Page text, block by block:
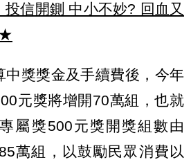
信開鍘 中小不妙? 回血又
中獎獎金及手續費後，今年
元獎將增開70萬組，也就
屬獎500元獎開獎組數由
萬組，以鼓勵民眾消費以